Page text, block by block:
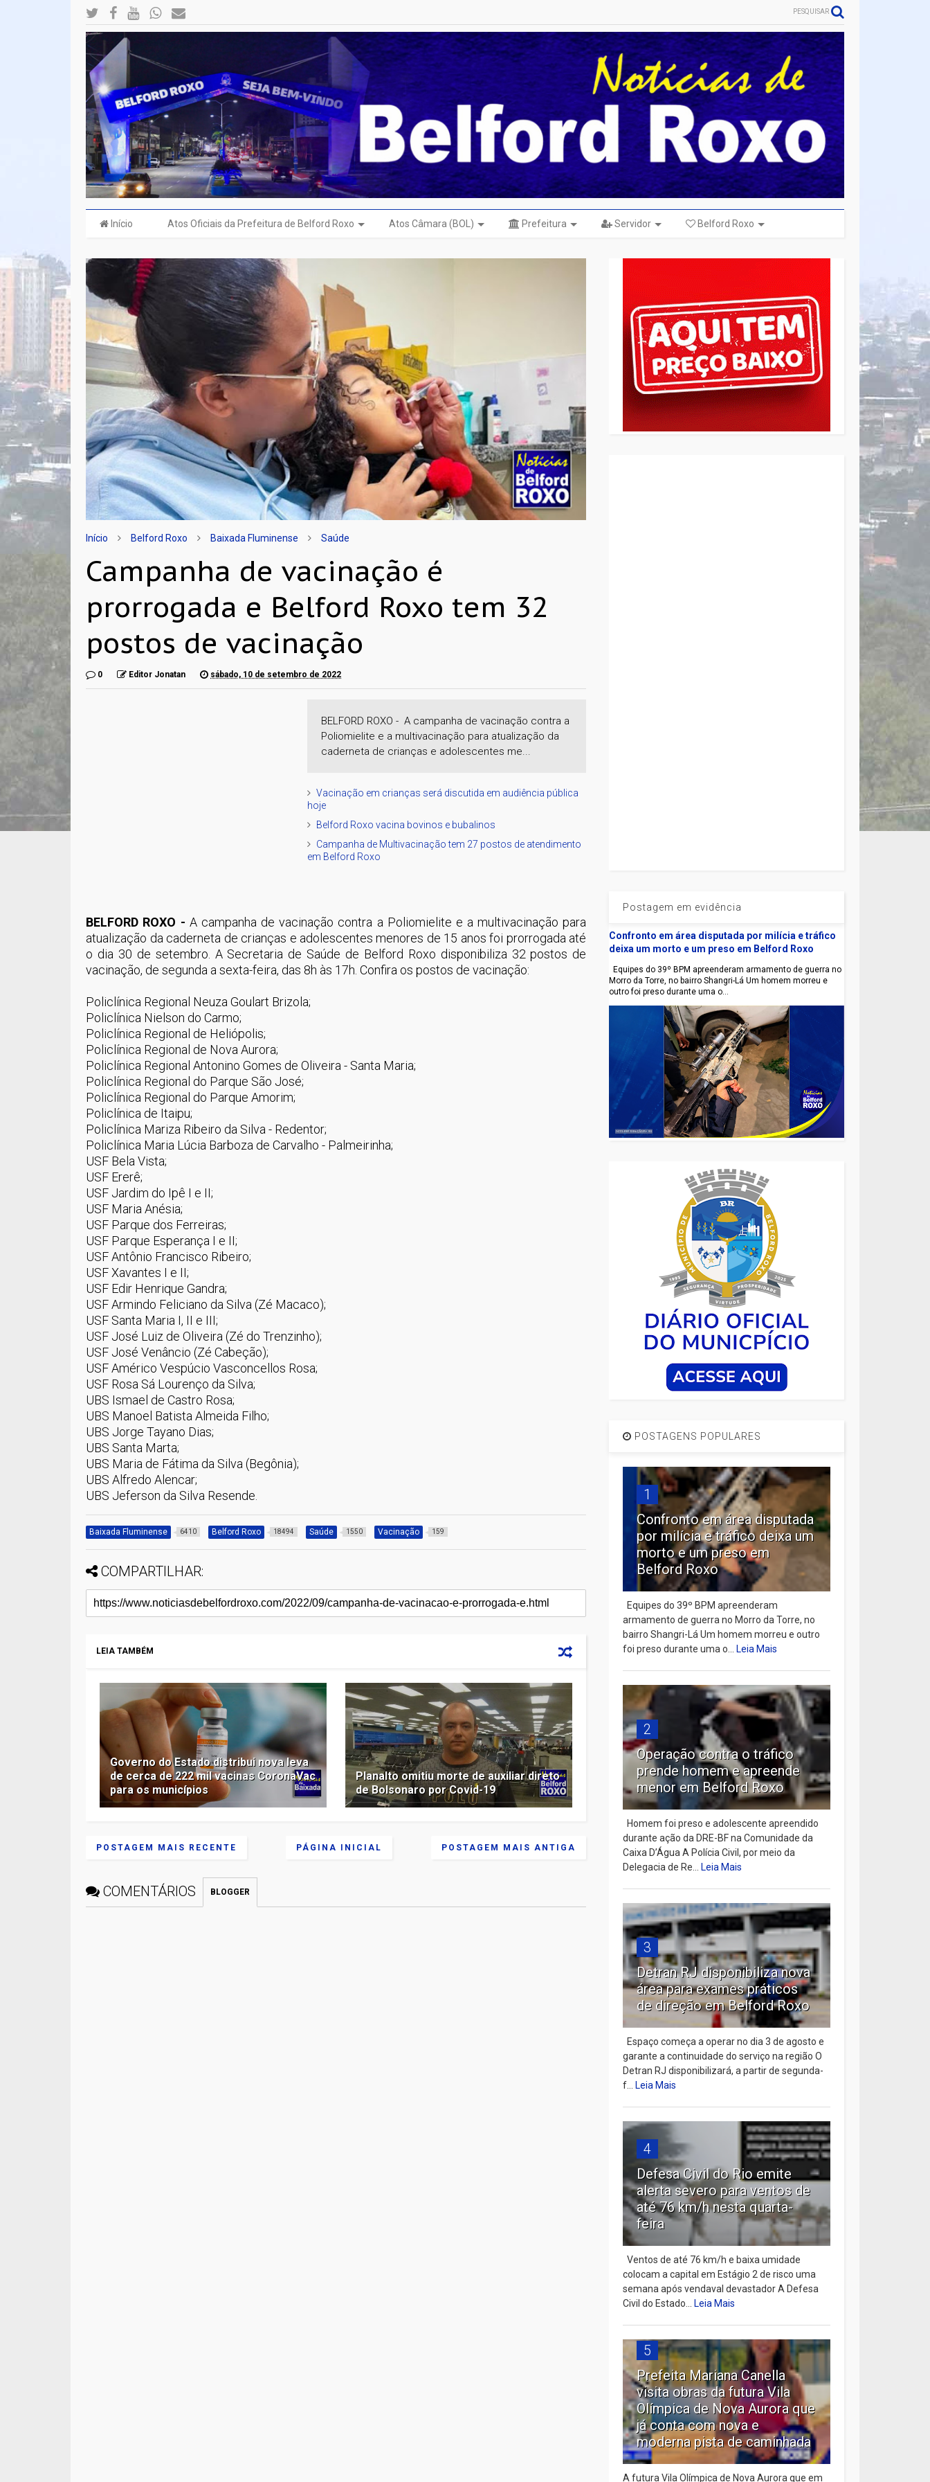
PESQUISAR
Início Atos Oficiais da Prefeitura de Belford Roxo Atos Câmara (BOL) Prefeitura Servidor Belford Roxo
Início Belford Roxo Baixada Fluminense Saúde
Campanha de vacinação é
prorrogada e Belford Roxo tem 32
postos de vacinação
0 Editor Jonatan sábado, 10 de setembro de 2022
BELFORD ROXO - A campanha de vacinação contra a
Poliomielite e a multivacinação para atualização da
caderneta de crianças e adolescentes me...
Vacinação em crianças será discutida em audiência pública
hoje
Belford Roxo vacina bovinos e bubalinos
Campanha de Multivacinação tem 27 postos de atendimento
em Belford Roxo
BELFORD ROXO - A campanha de vacinação contra a Poliomielite e a multivacinação para
atualização da caderneta de crianças e adolescentes menores de 15 anos foi prorrogada até
o dia 30 de setembro. A Secretaria de Saúde de Belford Roxo disponibiliza 32 postos de
vacinação, de segunda a sexta-feira, das 8h às 17h. Confira os postos de vacinação:
Policlínica Regional Neuza Goulart Brizola;
Policlínica Nielson do Carmo;
Policlínica Regional de Heliópolis;
Policlínica Regional de Nova Aurora;
Policlínica Regional Antonino Gomes de Oliveira - Santa Maria;
Policlínica Regional do Parque São José;
Policlínica Regional do Parque Amorim;
Policlínica de Itaipu;
Policlínica Mariza Ribeiro da Silva - Redentor;
Policlínica Maria Lúcia Barboza de Carvalho - Palmeirinha;
USF Bela Vista;
USF Ererê;
USF Jardim do Ipê I e II;
USF Maria Anésia;
USF Parque dos Ferreiras;
USF Parque Esperança I e II;
USF Antônio Francisco Ribeiro;
USF Xavantes I e II;
USF Edir Henrique Gandra;
USF Armindo Feliciano da Silva (Zé Macaco);
USF Santa Maria I, II e III;
USF José Luiz de Oliveira (Zé do Trenzinho);
USF José Venâncio (Zé Cabeção);
USF Américo Vespúcio Vasconcellos Rosa;
USF Rosa Sá Lourenço da Silva;
UBS Ismael de Castro Rosa;
UBS Manoel Batista Almeida Filho;
UBS Jorge Tayano Dias;
UBS Santa Marta;
UBS Maria de Fátima da Silva (Begônia);
UBS Alfredo Alencar;
UBS Jeferson da Silva Resende.
Baixada Fluminense 6410 Belford Roxo 18494 Saúde 1550 Vacinação 159
COMPARTILHAR:
LEIA TAMBÉM
Governo do Estado distribui nova leva
de cerca de 222 mil vacinas CoronaVac
para os municípios
Planalto omitiu morte de auxiliar direto
de Bolsonaro por Covid-19
POSTAGEM MAIS RECENTE POSTAGEM MAIS ANTIGA
PÁGINA INICIAL
COMENTÁRIOS BLOGGER
Postagem em evidência
Confronto em área disputada por milícia e tráfico
deixa um morto e um preso em Belford Roxo
Equipes do 39º BPM apreenderam armamento de guerra no
Morro da Torre, no bairro Shangri-Lá Um homem morreu e
outro foi preso durante uma o...
POSTAGENS POPULARES
1
Confronto em área disputada
por milícia e tráfico deixa um
morto e um preso em
Belford Roxo
Equipes do 39º BPM apreenderam
armamento de guerra no Morro da Torre, no
bairro Shangri-Lá Um homem morreu e outro
foi preso durante uma o...Leia Mais
2
Operação contra o tráfico
prende homem e apreende
menor em Belford Roxo
Homem foi preso e adolescente apreendido
durante ação da DRE-BF na Comunidade da
Caixa D’Água A Polícia Civil, por meio da
Delegacia de Re...Leia Mais
3
Detran RJ disponibiliza nova
área para exames práticos
de direção em Belford Roxo
Espaço começa a operar no dia 3 de agosto e
garante a continuidade do serviço na região O
Detran RJ disponibilizará, a partir de segunda-
f...Leia Mais
4
Defesa Civil do Rio emite
alerta severo para ventos de
até 76 km/h nesta quarta-
feira
Ventos de até 76 km/h e baixa umidade
colocam a capital em Estágio 2 de risco uma
semana após vendaval devastador A Defesa
Civil do Estado...Leia Mais
5
Prefeita Mariana Canella
visita obras da futura Vila
Olímpica de Nova Aurora que
já conta com nova e
moderna pista de caminhada
A futura Vila Olímpica de Nova Aurora que em